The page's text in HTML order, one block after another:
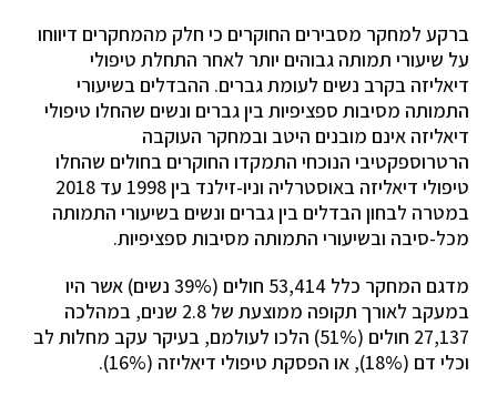
ברקע למחקר מסבירים החוקרים כי חלק מהמחקרים דיווחו
על שיעורי תמותה גבוהים יותר לאחר התחלת טיפולי
דיאליזה בקרב נשים לעומת גברים. ההבדלים בשיעורי
התמותה מסיבות ספציפיות בין גברים ונשים שהחלו טיפולי
דיאליזה אינם מובנים היטב ובמחקר העוקבה
הרטרוספקטיבי הנוכחי התמקדו החוקרים בחולים שהחלו
טיפולי דיאליזה באוסטרליה וניו-זילנד בין 1998 עד 2018
במטרה לבחון הבדלים בין גברים ונשים בשיעורי התמותה
מכל-סיבה ובשיעורי התמותה מסיבות ספציפיות.
מדגם המחקר כלל 53,414 חולים (39% נשים) אשר היו
במעקב לאורך תקופה ממוצעת של 2.8 שנים, במהלכה
27,137 חולים (51%) הלכו לעולמם, בעיקר עקב מחלות לב
וכלי דם (18%), או הפסקת טיפולי דיאליזה (16%).